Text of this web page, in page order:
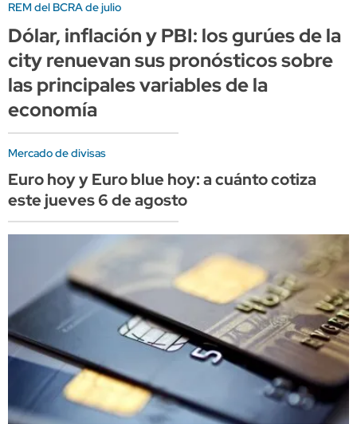
REM del BCRA de julio
Dólar, inflación y PBI: los gurúes de la
city renuevan sus pronósticos sobre
las principales variables de la
economía
Mercado de divisas
Euro hoy y Euro blue hoy: a cuánto cotiza
este jueves 6 de agosto